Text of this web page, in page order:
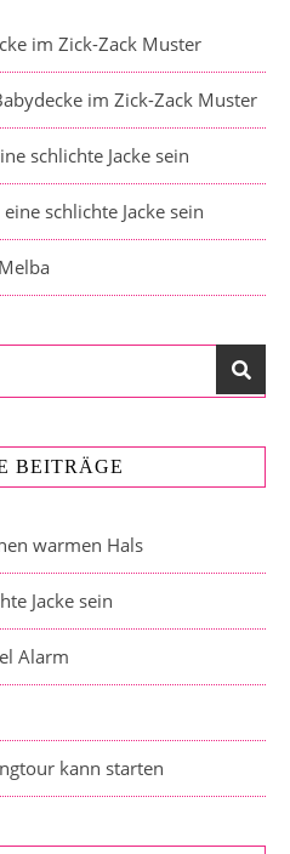
im Zick-Zack Muster
im Zick-Zack Muster
schlichte Jacke sein
schlichte Jacke sein
BEITRÄGE
warmen Hals
Jacke sein
Alarm
kann starten